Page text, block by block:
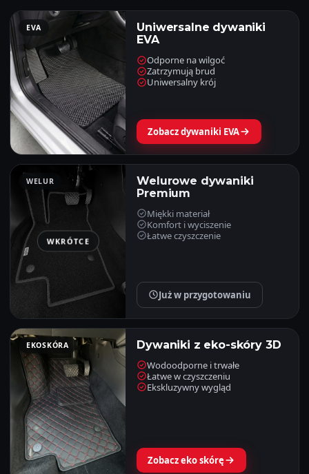
EVA
Uniwersalne dywaniki
EVA
Odporne na wilgoć
Zatrzymują brud
Uniwersalny krój
Zobacz dywaniki EVA
WELUR
WKRÓTCE
Welurowe dywaniki
Premium
Miękki materiał
Komfort i wyciszenie
Łatwe czyszczenie
Już w przygotowaniu
EKOSKÓRA Dywaniki z eko-skóry 3D
Wodoodporne i trwałe
Łatwe w czyszczeniu
Ekskluzywny wygląd
Zobacz eko skórę